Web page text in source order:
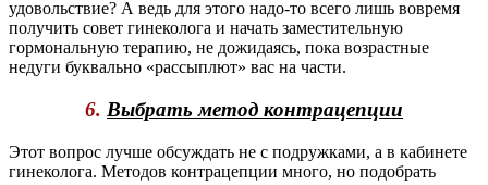
удовольствие? А ведь для этого надо-то всего лишь вовремя
получить совет гинеколога и начать заместительную
гормональную терапию, не дожидаясь, пока возрастные
недуги буквально «рассыплют» вас на части.
6. Выбрать метод контрацепции
Этот вопрос лучше обсуждать не с подружками, а в кабинете
гинеколога. Методов контрацепции много, но подобрать